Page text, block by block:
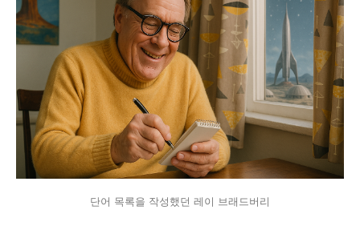
단어 목록을 작성했던 레이 브래드버리